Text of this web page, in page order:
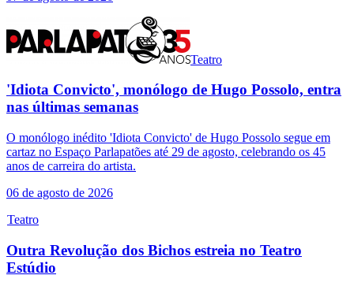
Teatro
'Idiota Convicto', monólogo de Hugo Possolo, entra
nas últimas semanas
O monólogo inédito 'Idiota Convicto' de Hugo Possolo segue em
cartaz no Espaço Parlapatões até 29 de agosto, celebrando os 45
anos de carreira do artista.
06 de agosto de 2026
Teatro
Outra Revolução dos Bichos estreia no Teatro
Estúdio